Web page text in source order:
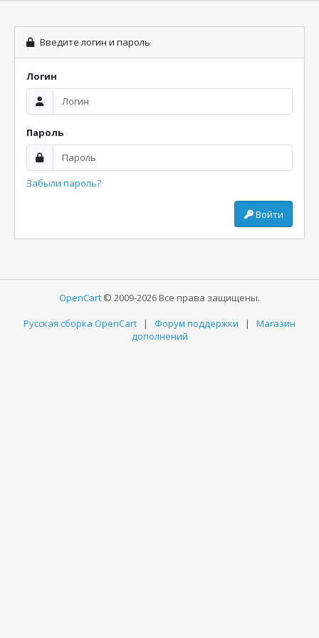
Введите логин и пароль
Логин
Пароль
Забыли пароль?
Войти
OpenCart © 2009-2026 Все права защищены.
Русская сборка OpenCart | Форум поддержки | Магазин
дополнений